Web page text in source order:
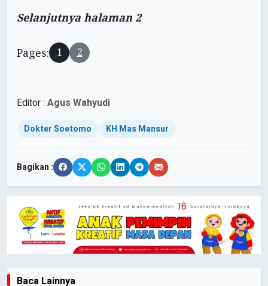
Selanjutnya halaman 2
Pages: 1 2
Editor : Agus Wahyudi
Dokter Soetomo KH Mas Mansur
Bagikan :
Baca Lainnya